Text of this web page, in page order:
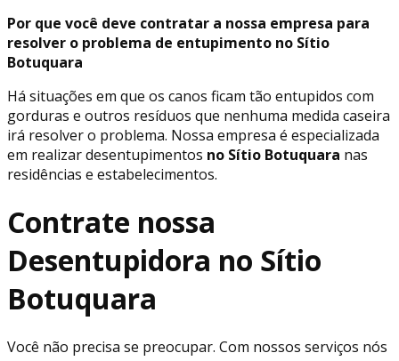
Por que você deve contratar a nossa empresa para
resolver o problema de entupimento no Sítio
Botuquara
Há situações em que os canos ficam tão entupidos com
gorduras e outros resíduos que nenhuma medida caseira
irá resolver o problema. Nossa empresa é especializada
em realizar desentupimentos no Sítio Botuquara nas
residências e estabelecimentos.
Contrate nossa
Desentupidora no Sítio
Botuquara
Você não precisa se preocupar. Com nossos serviços nós